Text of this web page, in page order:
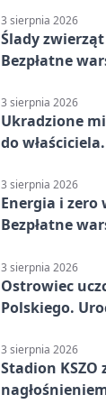
3 sierpnia 2026
Ślady
Bezpłatne
3 sierpnia 2026
Ukradzione
do
3 sierpnia 2026
Energia i zero
Bezpłatne
3 sierpnia 2026
Ostrowiec
Polskiego.
3 sierpnia 2026
Stadion KSZO